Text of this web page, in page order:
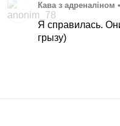
Кава з адреналіном •
Я справилась.
грызу)